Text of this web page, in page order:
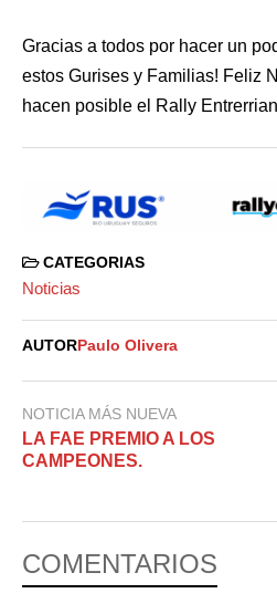
Gracias a todos por hacer un
estos Gurises y Familias! Feliz
hacen posible el Rally
CATEGORIAS
Noticias
AUTOR Paulo Olivera
NOTICIA MÁS NUEVA
LA FAE PREMIO A LOS
CAMPEONES.
COMENTARIOS